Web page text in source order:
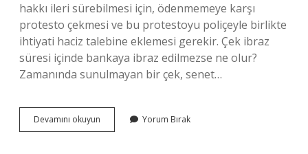
hakkı ileri sürebilmesi için, ödenmemeye karşı
protesto çekmesi ve bu protestoyu poliçeyle birlikte
ihtiyati haciz talebine eklemesi gerekir. Çek ibraz
süresi içinde bankaya ibraz edilmezse ne olur?
Zamanında sunulmayan bir çek, senet…
Devamını okuyun
Zamanında
Yorum Bırak